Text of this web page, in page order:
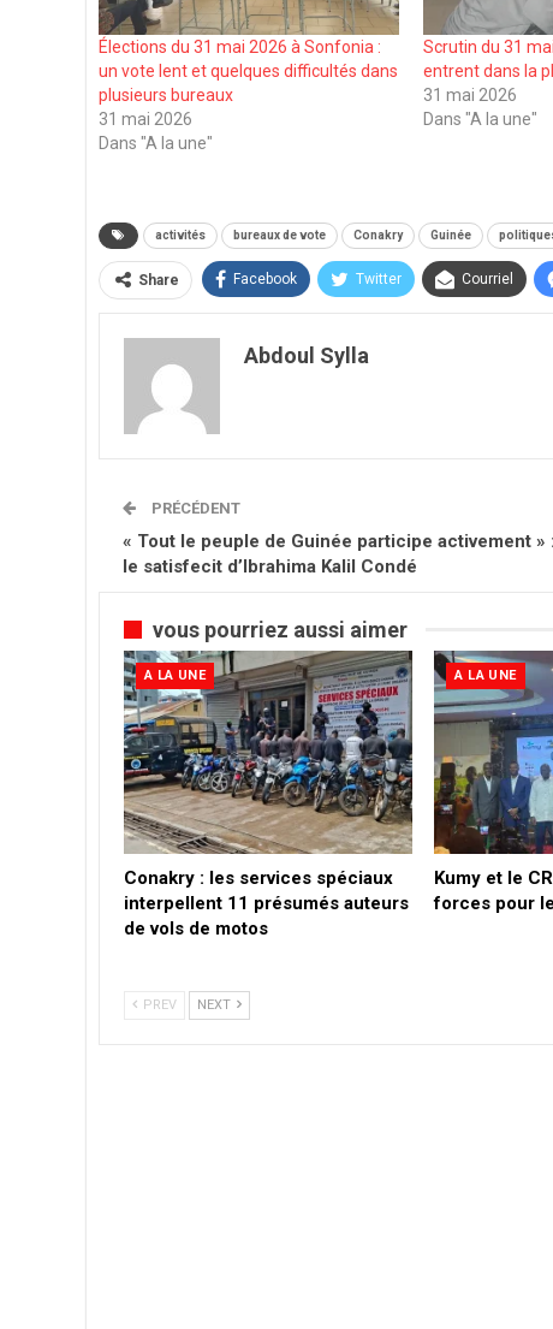
Élections du 31 mai 2026 à Sonfonia :
un vote lent et quelques difficultés dans
plusieurs bureaux
31 mai 2026
Dans "A la une"
Scrutin du 31
entrent dans la
31 mai 2026
Dans "A la une"
activités bureaux de vote Conakry Guinée
Share Facebook Twitter Courriel
Abdoul Sylla
PRÉCÉDENT
« Tout le peuple de Guinée participe activement » :
le satisfecit d’Ibrahima Kalil Condé
vous pourriez aussi aimer
A LA UNE
Conakry : les services spéciaux
interpellent 11 présumés auteurs
de vols de motos
A LA UNE
Kumy et le
forces pour
PREV NEXT